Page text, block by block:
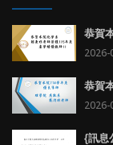
恭賀
2026-
恭賀
2026-
{訊息